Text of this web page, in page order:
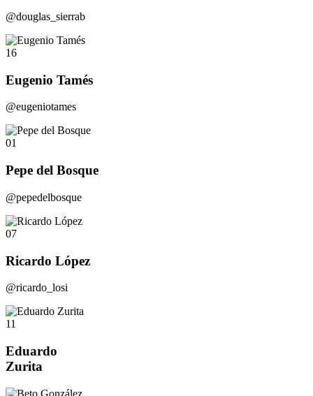
@douglas_sierrab
16
Eugenio Tamés
@eugeniotames
01
Pepe del Bosque
@pepedelbosque
07
Ricardo López
@ricardo_losi
11
Eduardo
Zurita